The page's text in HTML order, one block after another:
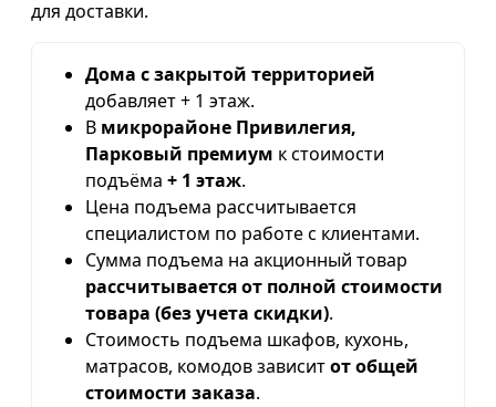
для доставки.
Дома с закрытой территорией
добавляет + 1 этаж.
В микрорайоне Привилегия,
Парковый премиум к стоимости
подъёма + 1 этаж.
Цена подъема рассчитывается
специалистом по работе с клиентами.
Сумма подъема на акционный товар
рассчитывается от полной стоимости
товара (без учета скидки).
Стоимость подъема шкафов, кухонь,
матрасов, комодов зависитот общей
стоимости заказа.